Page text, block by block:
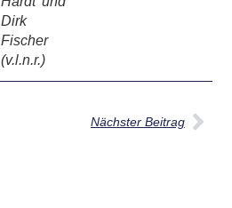
Dirk
Fischer
(v.l.n.r.)
Nächster Beitrag